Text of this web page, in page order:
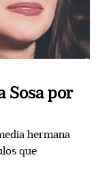
Sosa por
hermana
que